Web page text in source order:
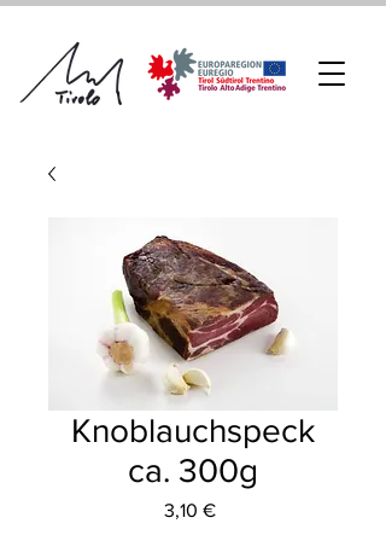
Knoblauchspeck
ca. 300g
3,10 €Preis